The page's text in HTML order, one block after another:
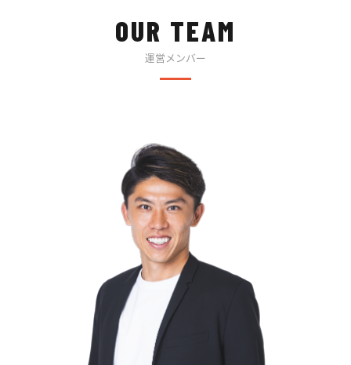
OUR TEAM
運営メンバー